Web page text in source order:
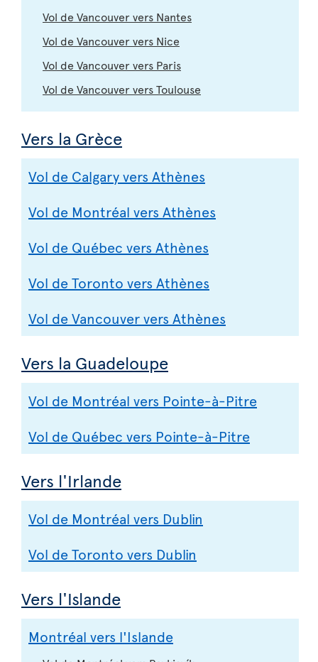
Vol de Vancouver vers Nantes
Vol de Vancouver vers Nice
Vol de Vancouver vers Paris
Vol de Vancouver vers Toulouse
Vers la Grèce
Vol de Calgary vers Athènes
Vol de Montréal vers Athènes
Vol de Québec vers Athènes
Vol de Toronto vers Athènes
Vol de Vancouver vers Athènes
Vers la Guadeloupe
Vol de Montréal vers Pointe-à-Pitre
Vol de Québec vers Pointe-à-Pitre
Vers l'Irlande
Vol de Montréal vers Dublin
Vol de Toronto vers Dublin
Vers l'Islande
Montréal vers l'Islande